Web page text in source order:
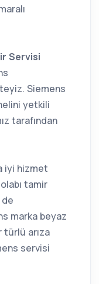
Servisi
Siemens
yetkili
tarafından
iyi hizmet
tamir
marka beyaz
türlü arıza
servisi